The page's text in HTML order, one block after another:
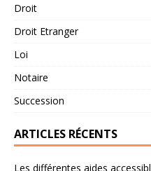
Droit
Droit Etranger
Loi
Notaire
Succession
ARTICLES RÉCENTS
Les différentes aides